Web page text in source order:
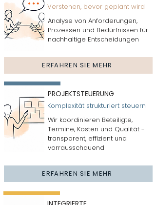
Verstehen, bevor geplant wird
Analyse von Anforderungen,
Prozessen und Bedürfnissen für
nachhaltige Entscheidungen
ERFAHREN SIE MEHR
PROJEKTSTEUERUNG
Komplexität strukturiert steuern
Wir koordinieren Beteiligte,
Termine, Kosten und Qualität -
transparent, effizient und
vorrausschauend
ERFAHREN SIE MEHR